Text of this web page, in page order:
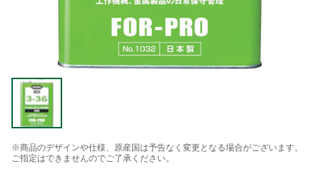
※商品のデザインや仕様、原産国は予告なく変更となる場合がございます。
ご指定はできませんのでご了承ください。